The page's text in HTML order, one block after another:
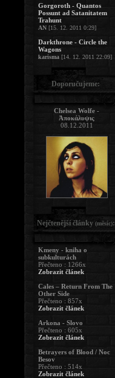
Gorgoroth - Quantos
Possunt ad Satanitatem
Trahunt
AN [15. 12. 2011 0:29]
Darkthrone - Circle the
Wagons
karisma [14. 12. 2011 22:09]
Doporučujeme:
Chelsea Wolfe -
Ἀποκάλυψις
08.12.2011
Nejčtenější články (měsíc):
Kmeny - kniha o
subkulturách
Přečteno : 1266x
Zobrazit článek
Cales – Return From The
Other Side
Přečteno : 857x
Zobrazit článek
Arkona - Slovo
Přečteno : 605x
Zobrazit článek
Betrayers of Blood / Noc
Besov
Přečteno : 514x
Zobrazit článek